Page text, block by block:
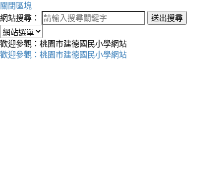
關閉區塊
網站搜尋：
送出搜尋
歡迎參觀：桃園市建德國民小學網站
歡迎參觀：桃園市建德國民小學網站